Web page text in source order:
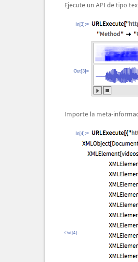
Ejecute un API de tipo
In[3]:=
Out[3]=
Importe la meta-
In[4]:=
Out[4]=